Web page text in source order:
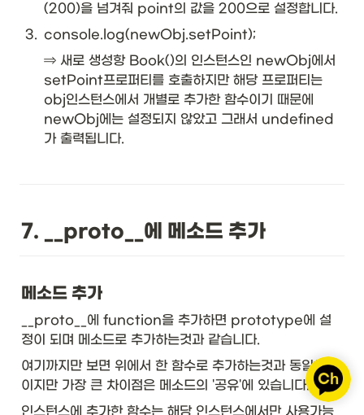
(200)을 넘겨줘 point의 값을 200으로 설정합니다.
3. console.log(newObj.setPoint);
⇒ 새로 생성항 Book()의 인스턴스인 newObj에서
setPoint프로퍼티를 호출하지만 해당 프로퍼티는
obj인스턴스에서 개별로 추가한 함수이기 때문에
newObj에는 설정되지 않았고 그래서 undefined
가 출력됩니다.
7. __proto__에 메소드 추가
메소드 추가
__proto__에 function을 추가하면 prototype에 설
정이 되며 메소드로 추가하는것과 같습니다.
여기까지만 보면 위에서 한 함수로 추가하는것과 동일해보
이지만 가장 큰 차이점은 메소드의 '공유'에 있습니다.
인스턴스에 추가한 함수는 해당 인스턴스에서만 사용가능